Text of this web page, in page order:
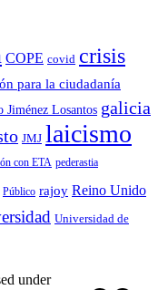
COPE covid crisis
para la ciudadaní­a
Jiménez Losantos galicia
JMJ laicismo
con ETA pederastia
Público rajoy Reino Unido
Universidad de
under